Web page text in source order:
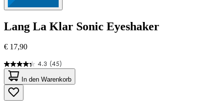
Lang La Klar Sonic Eyeshaker
€ 17,90
4.3 (45)
4.3
von
5
Sternen.
45
In den Warenkorb